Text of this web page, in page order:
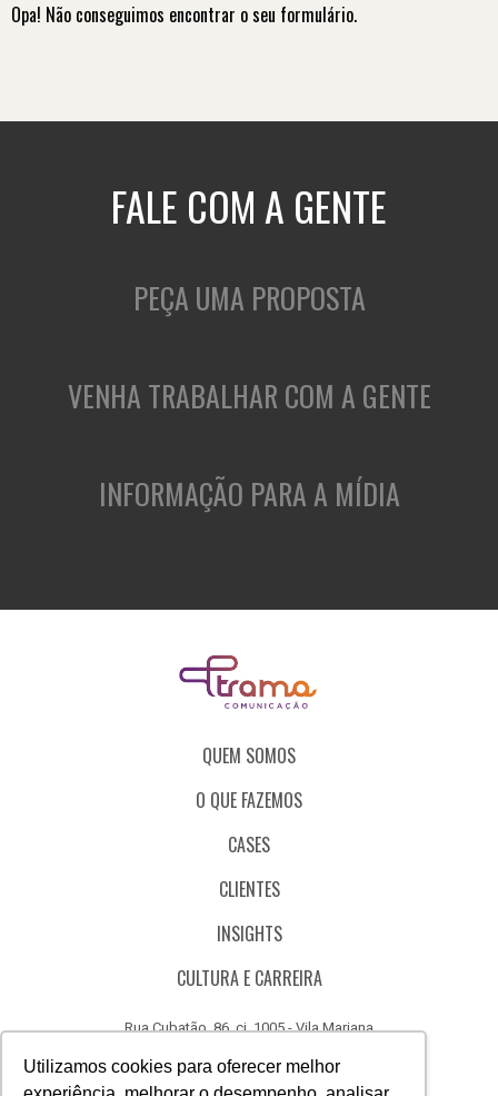
Utilizamos cookies para oferecer melhor
Opa! Não conseguimos encontrar o seu formulário.
FALE COM A GENTE
PEÇA UMA PROPOSTA
VENHA TRABALHAR COM A GENTE
INFORMAÇÃO PARA A MÍDIA
QUEM SOMOS
O QUE FAZEMOS
CASES
CLIENTES
INSIGHTS
CULTURA E CARREIRA
Rua Cubatão, 86, cj. 1005 - Vila Mariana